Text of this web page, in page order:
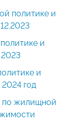
политике и
и
и
год
по жилищной